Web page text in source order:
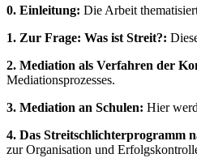
0. Einleitung: Die Arbeit
1. Zur Frage: Was ist Streit?:
2. Mediation als Verfahren der
Mediationsprozesses.
3. Mediation an Schulen: Hier
4. Das Streitschlichterprogramm
zur Organisation und